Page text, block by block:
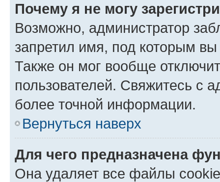
Почему я не могу
Возможно, администратор
запретил имя, под которым вы
Также он мог вообще
пользователей. Свяжитесь с
более точной информации.
Вернуться наверх
Для чего предназначена
Она удаляет все файлы